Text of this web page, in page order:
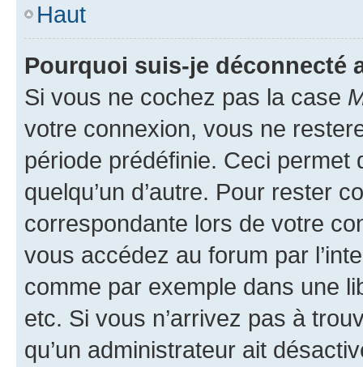
Haut
Pourquoi suis-je déconnecté
Si vous ne cochez pas la case
votre connexion, vous ne
période prédéfinie. Ceci permet
quelqu’un d’autre. Pour rester
correspondante lors de votre
vous accédez au forum par
comme par exemple dans une
etc. Si vous n’arrivez pas à
qu’un administrateur ait